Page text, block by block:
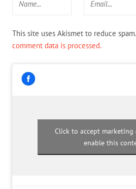
This site uses Akismet to reduce spam.
comment data is processed.
Click to accept marketing
enable this